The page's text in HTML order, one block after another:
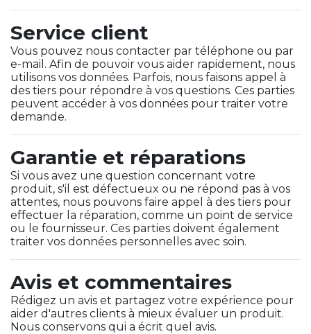
Service client
Vous pouvez nous contacter par téléphone ou par
e-mail. Afin de pouvoir vous aider rapidement, nous
utilisons vos données. Parfois, nous faisons appel à
des tiers pour répondre à vos questions. Ces parties
peuvent accéder à vos données pour traiter votre
demande.
Garantie et réparations
Si vous avez une question concernant votre
produit, s'il est défectueux ou ne répond pas à vos
attentes, nous pouvons faire appel à des tiers pour
effectuer la réparation, comme un point de service
ou le fournisseur. Ces parties doivent également
traiter vos données personnelles avec soin.
Avis et commentaires
Rédigez un avis et partagez votre expérience pour
aider d'autres clients à mieux évaluer un produit.
Nous conservons qui a écrit quel avis.